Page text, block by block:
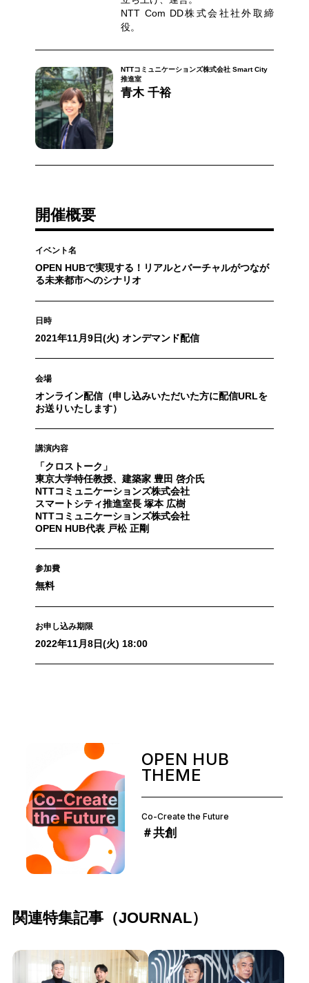
NTT Com DD株式会社社外取締
役。
NTTコミュニケーションズ株式会社 Smart City
推進室
青木 千裕
開催概要
イベント名
OPEN HUBで実現する！リアルとバーチャルがつなが
る未来都市へのシナリオ
日時
2021年11月9日(火) オンデマンド配信
会場
オンライン配信（申し込みいただいた方に配信URLを
お送りいたします）
講演内容
「クロストーク」
東京大学特任教授、建築家 豊田 啓介氏
NTTコミュニケーションズ株式会社
スマートシティ推進室長 塚本 広樹
NTTコミュニケーションズ株式会社
OPEN HUB代表 戸松 正剛
参加費
無料
お申し込み期限
2022年11月8日(火) 18:00
OPEN HUB
THEME
Co-Create the Future
＃共創
関連特集記事（JOURNAL）